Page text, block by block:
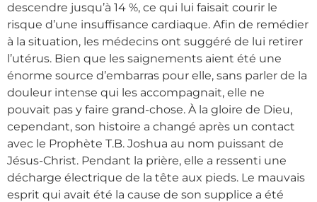
descendre jusqu’à 14 %, ce qui lui faisait courir le
risque d’une insuffisance cardiaque. Afin de remédier
à la situation, les médecins ont suggéré de lui retirer
l’utérus. Bien que les saignements aient été une
énorme source d’embarras pour elle, sans parler de la
douleur intense qui les accompagnait, elle ne
pouvait pas y faire grand-chose. À la gloire de Dieu,
cependant, son histoire a changé après un contact
avec le Prophète T.B. Joshua au nom puissant de
Jésus-Christ. Pendant la prière, elle a ressenti une
décharge électrique de la tête aux pieds. Le mauvais
esprit qui avait été la cause de son supplice a été